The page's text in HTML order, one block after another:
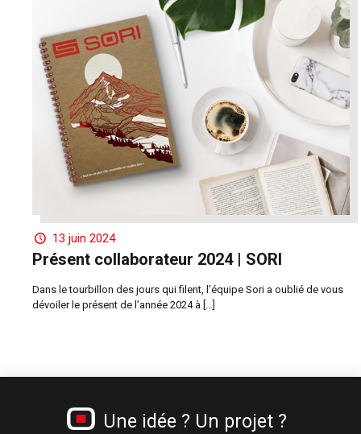
13 juin 2024
Présent collaborateur 2024 | SORI
Dans le tourbillon des jours qui filent, l’équipe Sori a oublié de vous
dévoiler le présent de l’année 2024 à[…]
Une idée ? Un projet ?